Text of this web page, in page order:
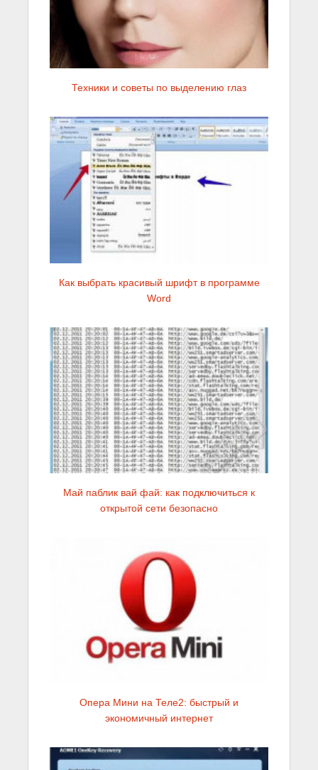
Техники и советы по выделению глаз
Как выбрать красивый шрифт в программе
Word
Май паблик вай фай: как подключиться к
открытой сети безопасно
Опера Мини на Теле2: быстрый и
экономичный интернет